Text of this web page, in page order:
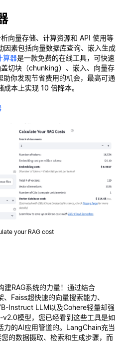
向量存储、计算资源和 API 使用等
因素包括向量数据库查询、嵌入生成
算器是一款免费的在线工具，可快速
切块（chunking）、嵌入、向量存
你发现节省费用的机会，最高可通
本上实现 10 倍降本。
your RAG cost
建RAG系统的力量！通过结合
Faiss超快速的向量搜索能力、
Instruct LLM以及Cohere轻量却强
模型，您已经看到这些工具是如
力的AI应用管道的。LangChain充当
的数据摄取、检索和生成步骤，而